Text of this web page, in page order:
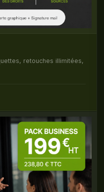
retouches illimitées,